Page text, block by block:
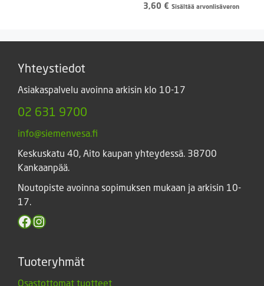
3,60 € Sisältää arvonlisäveron
Yhteystiedot
Asiakaspalvelu avoinna arkisin klo 10-17
02 631 9700
info@siemenvesa.fi
Keskuskatu 40, Aito kaupan yhteydessä. 38700
Kankaanpää.
Noutopiste avoinna sopimuksen mukaan ja arkisin 10-
17.
Facebook
Instagram
Tuoteryhmät
Osastottomat tuotteet